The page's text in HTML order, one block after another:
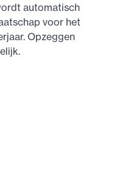
automatisch
voor het
Opzeggen